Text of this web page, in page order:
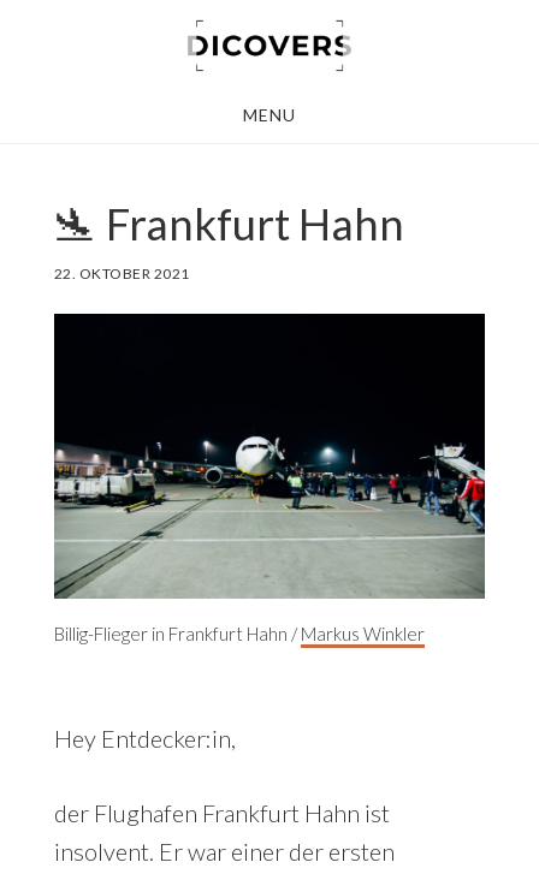
MENU
🛬 Frankfurt Hahn
22. OKTOBER 2021
Billig-Flieger in Frankfurt Hahn /Markus Winkler
Hey Entdecker:in,
der Flughafen Frankfurt Hahn ist
insolvent. Er war einer der ersten